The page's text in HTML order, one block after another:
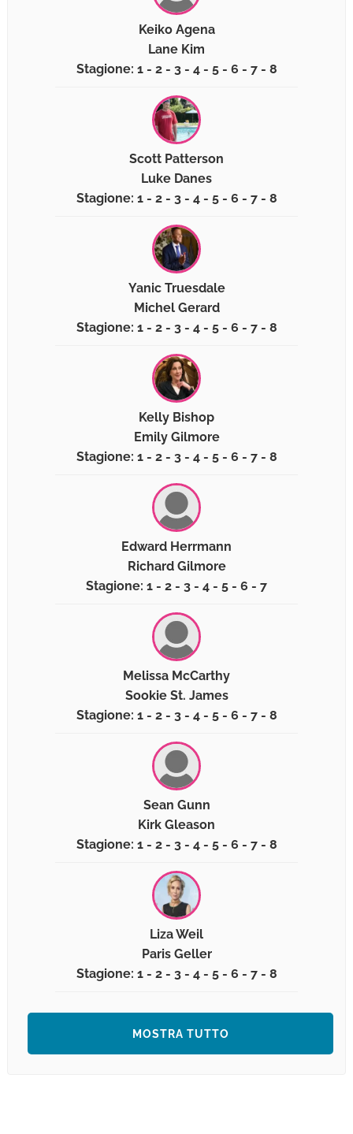
Keiko Agena
Lane Kim
Stagione: 1 - 2 - 3 - 4 - 5 - 6 - 7 - 8
Scott Patterson
Luke Danes
Stagione: 1 - 2 - 3 - 4 - 5 - 6 - 7 - 8
Yanic Truesdale
Michel Gerard
Stagione: 1 - 2 - 3 - 4 - 5 - 6 - 7 - 8
Kelly Bishop
Emily Gilmore
Stagione: 1 - 2 - 3 - 4 - 5 - 6 - 7 - 8
Edward Herrmann
Richard Gilmore
Stagione: 1 - 2 - 3 - 4 - 5 - 6 - 7
Melissa McCarthy
Sookie St. James
Stagione: 1 - 2 - 3 - 4 - 5 - 6 - 7 - 8
Sean Gunn
Kirk Gleason
Stagione: 1 - 2 - 3 - 4 - 5 - 6 - 7 - 8
Liza Weil
Paris Geller
Stagione: 1 - 2 - 3 - 4 - 5 - 6 - 7 - 8
MOSTRA TUTTO